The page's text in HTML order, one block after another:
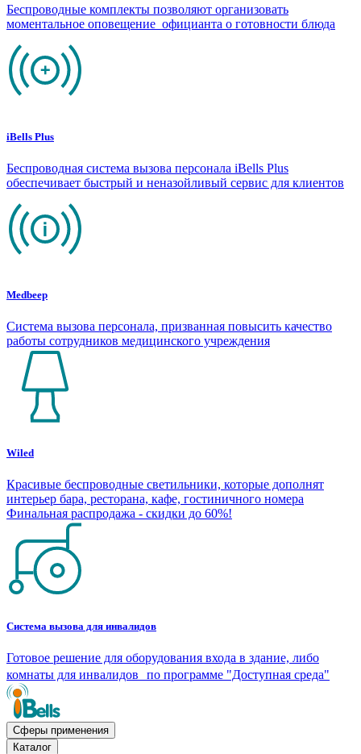
Беспроводные комплекты позволяют организовать
моментальное оповещение официанта о готовности блюда
iBells Plus
Беспроводная система вызова персонала iBells Plus
обеспечивает быстрый и неназойливый сервис для клиентов
Medbeep
Система вызова персонала, призванная повысить качество
работы сотрудников медицинского учреждения
Wiled
Красивые беспроводные светильники, которые дополнят
интерьер бара, ресторана, кафе, гостиничного номера
Финальная распродажа - скидки до 60%!
Система вызова для инвалидов
Готовое решение для оборудования входа в здание, либо
комнаты для инвалидов по программе "Доступная среда"
Сферы применения
Каталог